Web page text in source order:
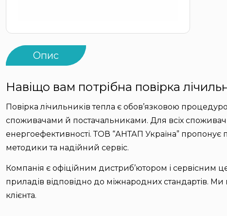
Опис
Навіщо вам потрібна повірка
Повірка лічильників тепла є обов’язковою
споживачами й постачальниками. Для всіх
енергоефективності. ТОВ “АНТАП Україна” пропонує
методики та надійний сервіс.
Компанія є офіційним дистриб’ютором і сервісним
приладів відповідно до міжнародних стандартів.
клієнта.